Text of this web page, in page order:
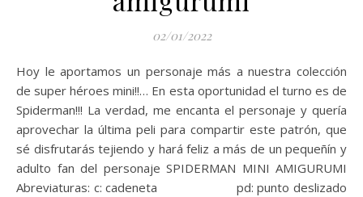
02/01/2022
Hoy le aportamos un personaje más a nuestra colección
de super héroes mini!!… En esta oportunidad el turno es de
Spiderman!!! La verdad, me encanta el personaje y quería
aprovechar la última peli para compartir este patrón, que
sé disfrutarás tejiendo y hará feliz a más de un pequeñín y
adulto fan del personaje SPIDERMAN MINI AMIGURUMI
Abreviaturas: c: cadeneta pd: punto deslizado